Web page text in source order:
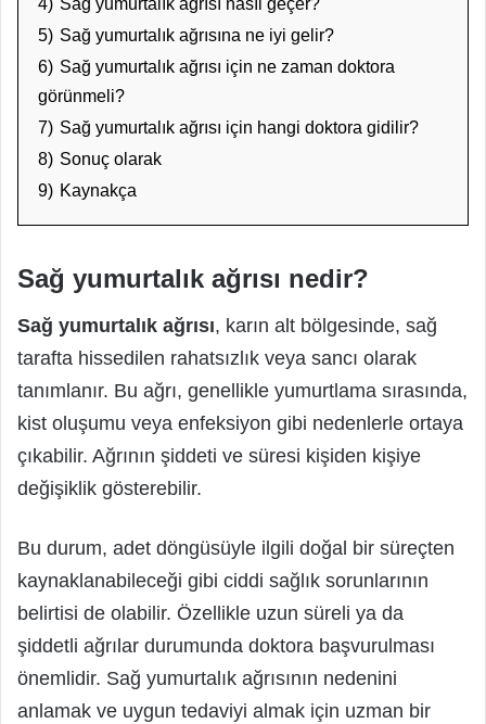
5) Sağ yumurtalık ağrısına ne iyi gelir?
6) Sağ yumurtalık ağrısı için ne zaman doktora
görünmeli?
7) Sağ yumurtalık ağrısı için hangi doktora gidilir?
8) Sonuç olarak
9) Kaynakça
Sağ yumurtalık ağrısı nedir?
Sağ yumurtalık ağrısı, karın alt bölgesinde, sağ
tarafta hissedilen rahatsızlık veya sancı olarak
tanımlanır. Bu ağrı, genellikle yumurtlama sırasında,
kist oluşumu veya enfeksiyon gibi nedenlerle ortaya
çıkabilir. Ağrının şiddeti ve süresi kişiden kişiye
değişiklik gösterebilir.
Bu durum, adet döngüsüyle ilgili doğal bir süreçten
kaynaklanabileceği gibi ciddi sağlık sorunlarının
belirtisi de olabilir. Özellikle uzun süreli ya da
şiddetli ağrılar durumunda doktora başvurulması
önemlidir. Sağ yumurtalık ağrısının nedenini
anlamak ve uygun tedaviyi almak için uzman bir